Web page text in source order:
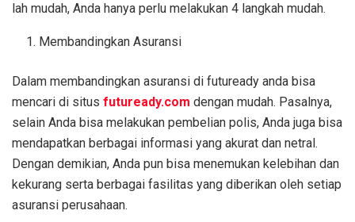
lah mudah, Anda hanya perlu melakukan 4 langkah mudah.
Membandingkan Asuransi
Dalam membandingkan asuransi di futuready anda bisa
mencari di situs futuready.com dengan mudah. Pasalnya,
selain Anda bisa melakukan pembelian polis, Anda juga bisa
mendapatkan berbagai informasi yang akurat dan netral.
Dengan demikian, Anda pun bisa menemukan kelebihan dan
kekurang serta berbagai fasilitas yang diberikan oleh setiap
asuransi perusahaan.